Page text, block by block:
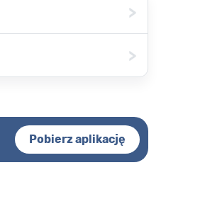
>
>
Pobierz aplikację